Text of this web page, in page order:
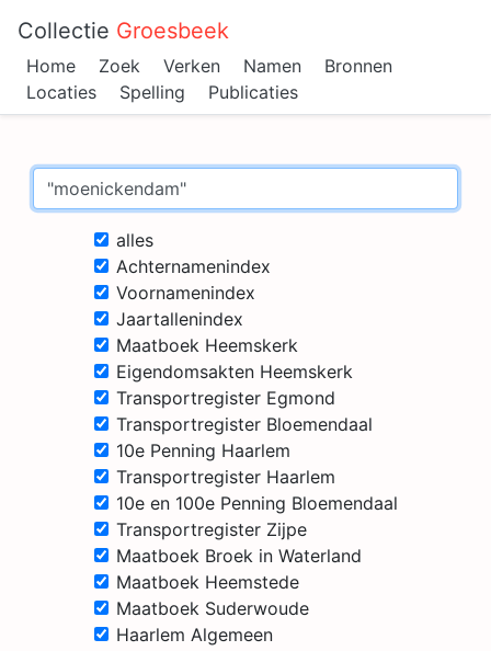
Collectie Groesbeek
Home Zoek Verken Namen
Bronnen
Locaties
Spelling Publicaties
alles
Achternamenindex
Voornamenindex
Jaartallenindex
Maatboek Heemskerk
Eigendomsakten Heemskerk
Transportregister Egmond
Transportregister Bloemendaal
10e Penning Haarlem
Transportregister Haarlem
10e en 100e Penning Bloemendaal
Transportregister Zijpe
Maatboek Broek in Waterland
Maatboek Heemstede
Maatboek Suderwoude
Haarlem Algemeen